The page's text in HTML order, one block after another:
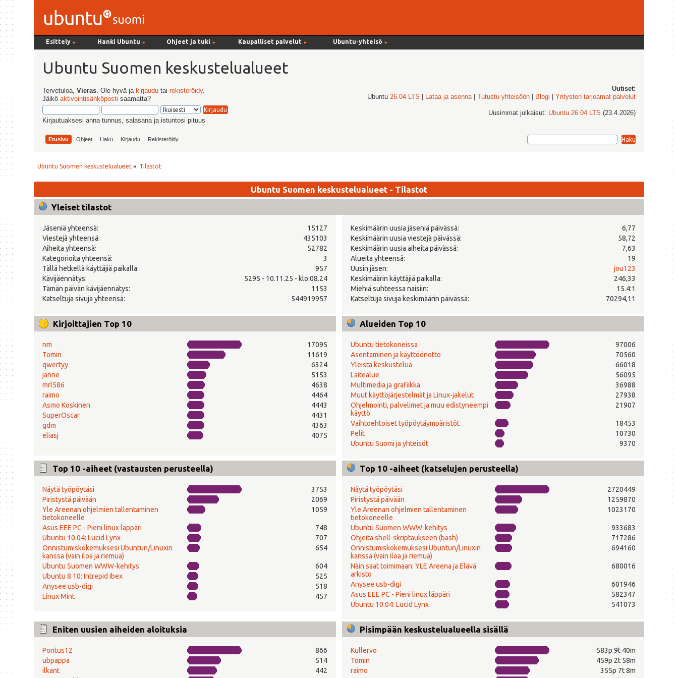
Esittely ► Hanki Ubuntu ► Ohjeet ja tuki ► Kaupalliset palvelut ► Ubuntu-yhteisö ►
Ubuntu Suomen keskustelualueet
Tervetuloa, Vieras. Ole hyvä ja kirjaudutai rekisteröidy.
Jäikö aktivointisähköposti saamatta?
Kirjautuaksesi anna tunnus, salasana ja istuntosi pituus
Uutiset:
Ubuntu26.04 LTS Lataa ja asenna|Tutustu yhteisöön Blogi |Yritysten tarjoamat palvelut
Uusimmat julkaisut: Ubuntu 26.04 LTS (23.4.2026)
Etusivu Ohjeet Haku Kirjaudu Rekisteröidy
Ubuntu Suomen keskustelualueet » Tilastot
Ubuntu Suomen keskustelualueet - Tilastot
Yleiset tilastot
Jäseniä yhteensä:
15127
Viestejä yhteensä:
435103
Aiheita yhteensä:
52782
Kategorioita yhteensä:
3
Tällä hetkellä käyttäjiä paikalla:
957
Kävijäennätys:
5295 - 10.11.25 - klo:08.24
Tämän päivän kävijäennätys:
1153
Katseltuja sivuja yhteensä:
544919957
Keskimäärin uusia jäseniä päivässä:
6,77
Keskimäärin uusia viestejä päivässä:
58,72
Keskimäärin uusia aiheita päivässä:
7,63
Alueita yhteensä:
19
Uusin jäsen:
jou123
Keskimäärin käyttäjiä paikalla:
246,33
Miehiä suhteessa naisiin:
15.4:1
Katseltuja sivuja keskimäärin päivässä:
70294,11
Kirjoittajien Top 10
nm
17095
Tomin
11619
qwertyy
6324
janne
5153
mrl586
4638
raimo
4464
Asmo Koskinen
4443
SuperOscar
4431
gdm
4363
eliasj
4075
Alueiden Top 10
Ubuntu tietokoneissa
97006
Asentaminen ja käyttöönotto
70560
Yleistä keskustelua
66018
Laitealue
56095
Multimedia ja grafiikka
36988
Muut käyttöjärjestelmät ja Linux-jakelut
27938
Ohjelmointi, palvelimet ja muu edistyneempi
käyttö
21907
Vaihtoehtoiset työpöytäympäristöt
18453
Pelit
10730
Ubuntu Suomi ja yhteisöt
9370
Top 10 -aiheet (vastausten perusteella)
Näytä työpöytäsi
3753
Piristystä päivään
2069
Yle Areenan ohjelmien tallentaminen
tietokoneelle
1059
Asus EEE PC - Pieni linux läppäri
748
Ubuntu 10.04: Lucid Lynx
707
Onnistumiskokemuksesi Ubuntun/Linuxin
kanssa (vain iloa ja riemua)
654
Ubuntu Suomen WWW-kehitys
604
Ubuntu 8.10: Intrepid Ibex
525
Anysee usb-digi
518
Linux Mint
457
Top 10 -aiheet (katselujen perusteella)
Näytä työpöytäsi
2720449
Piristystä päivään
1259870
Yle Areenan ohjelmien tallentaminen
tietokoneelle
1023170
Ubuntu Suomen WWW-kehitys
933683
Ohjeita shell-skriptaukseen (bash)
717286
Onnistumiskokemuksesi Ubuntun/Linuxin
kanssa (vain iloa ja riemua)
694160
Näin saat toimimaan: YLE Areena ja Elävä
arkisto
680016
Anysee usb-digi
601946
Asus EEE PC - Pieni linux läppäri
582347
Ubuntu 10.04: Lucid Lynx
541073
Eniten uusien aiheiden aloituksia
Pontus12
866
ubpappa
514
ilkant
442
Pisimpään keskustelualueella sisällä
Kullervo
583p 9t 40m
Tomin
459p 2t 58m
raimo
355p 7t 8m